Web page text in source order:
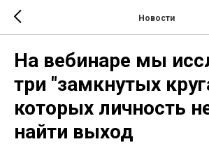
Новости
На вебинаре мы
три "замкнутых
которых личность
найти выход